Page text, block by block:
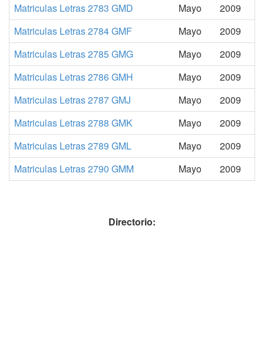
Matriculas Letras 2783 GMD
Mayo
2009
Matriculas Letras 2784 GMF
Mayo
2009
Matriculas Letras 2785 GMG
Mayo
2009
Matriculas Letras 2786 GMH
Mayo
2009
Matriculas Letras 2787 GMJ
Mayo
2009
Matriculas Letras 2788 GMK
Mayo
2009
Matriculas Letras 2789 GML
Mayo
2009
Matriculas Letras 2790 GMM
Mayo 2009
Directorio: